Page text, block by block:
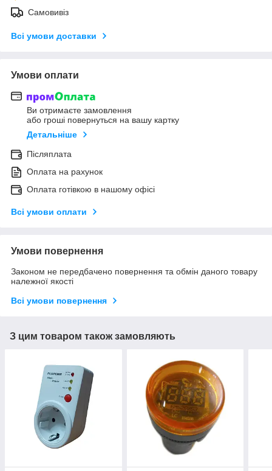
Самовивіз
Всі умови доставки
Умови оплати
Ви отримаєте замовлення
або гроші повернуться на вашу картку
Детальніше
Післяплата
Оплата на рахунок
Оплата готівкою в нашому офісі
Всі умови оплати
Умови повернення
Законом не передбачено повернення та обмін даного товару
належної якості
Всі умови повернення
З цим товаром також замовляють